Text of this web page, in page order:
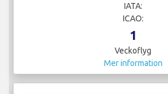
IATA:
ICAO:
1
Veckoflyg
Mer information